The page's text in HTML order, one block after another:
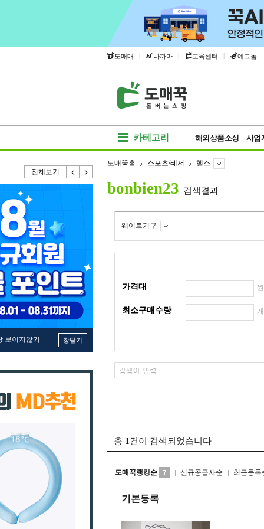
도매매 | 나까마 | 교육센터 | 에그돔
카테고리 해외상품소싱 사업
전체보기
보이지않기 창닫기
도매꾹홈 스포츠/레저 헬스
bonbien23 검색결과
웨이트기구
가격대
최소구매수량
총 1 건이 검색되었습니다
도매꾹랭킹순 신규공급사순 최근등록
기본등록